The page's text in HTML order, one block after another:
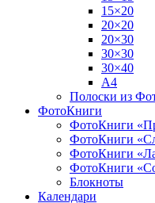
15×20
20×20
20×30
30×30
30×40
A4
Полоски из
ФотоКниги
ФотоКниги
ФотоКниги
ФотоКниги
ФотоКниги
Блокноты
Календари